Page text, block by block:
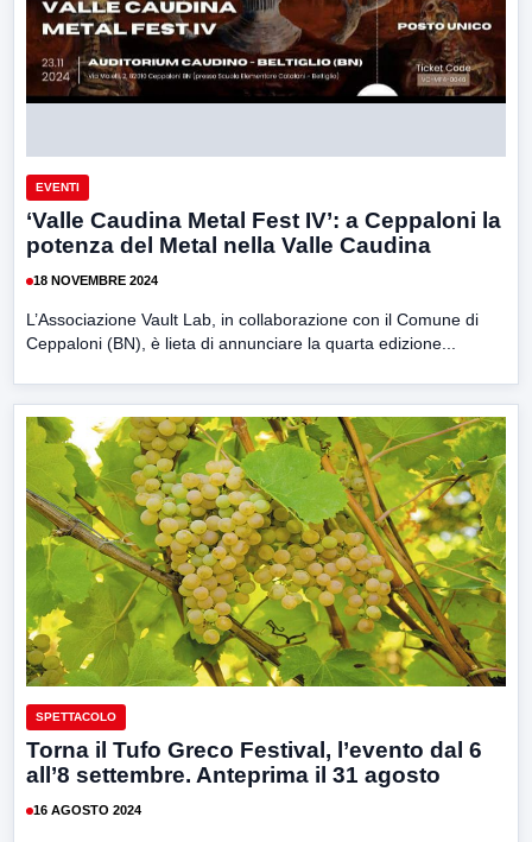
EVENTI
‘Valle Caudina Metal Fest IV’: a Ceppaloni la
potenza del Metal nella Valle Caudina
18 NOVEMBRE 2024
L’Associazione Vault Lab, in collaborazione con il Comune di
Ceppaloni (BN), è lieta di annunciare la quarta edizione...
SPETTACOLO
Torna il Tufo Greco Festival, l’evento dal 6
all’8 settembre. Anteprima il 31 agosto
16 AGOSTO 2024